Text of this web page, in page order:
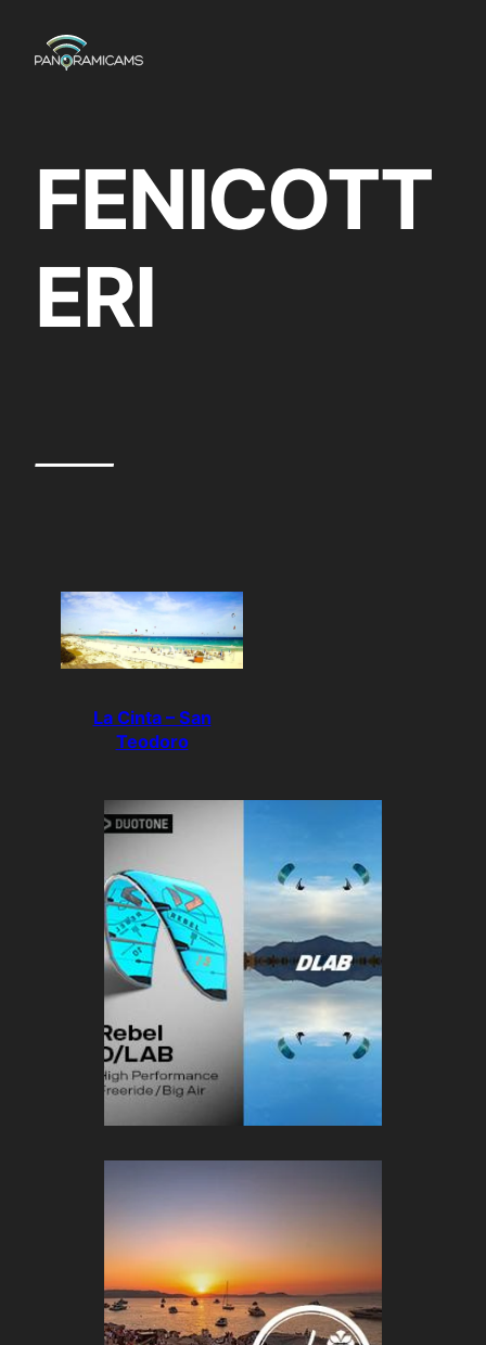
contenuto
FENICOTT
ERI
—
La Cinta – San
Teodoro